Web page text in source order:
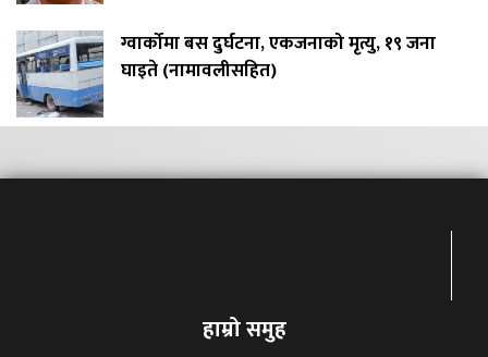
ग्वार्कोमा बस दुर्घटना, एकजनाको मृत्यु, १९ जना
घाइते (नामावलीसहित)
हाम्रो समुह